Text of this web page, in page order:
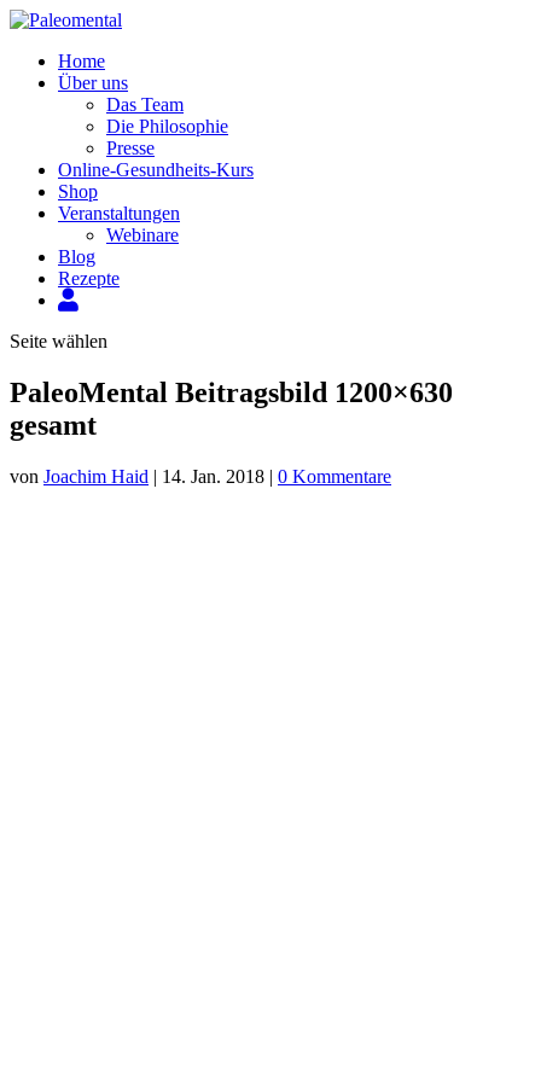
Home
Über uns
Das Team
Die Philosophie
Presse
Online-Gesundheits-Kurs
Shop
Veranstaltungen
Webinare
Blog
Rezepte
Seite wählen
PaleoMental Beitragsbild 1200×630
gesamt
von Joachim Haid | 14. Jan. 2018 | 0 Kommentare